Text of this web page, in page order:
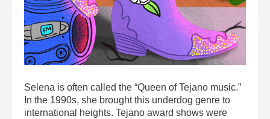
Selena is often called the “Queen of Tejano music.”
In the 1990s, she brought this underdog genre to
international heights. Tejano award shows were